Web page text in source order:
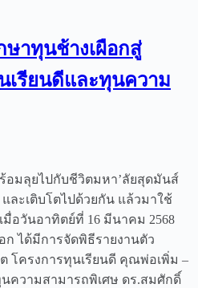
าทุนช้างเผือกสู่
รียนดีและทุนความ
อมลุยไปกับชีวิตมหา’ลัยสุดมันส์
ละเติบโตไปด้วยกัน แล้วมาใช้
อวันอาทิตย์ที่ 16 มีนาคม 2568
ก ได้มีการจัดพิธีรายงานตัว
โครงการทุนเรียนดี คุณพ่อเพิ่ม –
ความสามารถพิเศษ ดร.สมศักดิ์